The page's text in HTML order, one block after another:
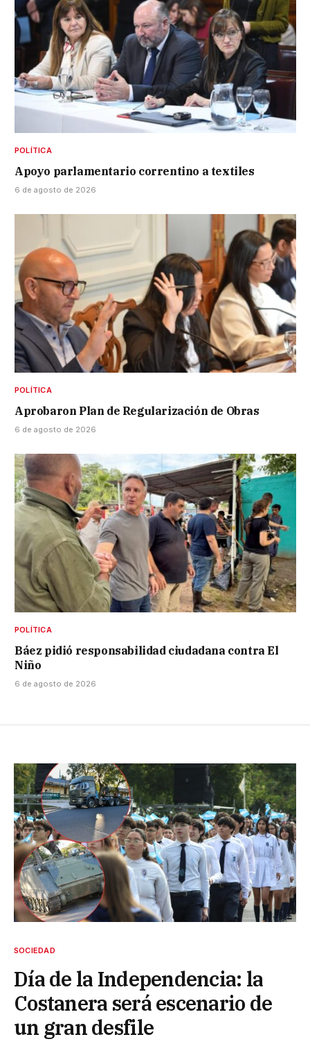
POLÍTICA
Apoyo parlamentario correntino a textiles
6 de agosto de 2026
POLÍTICA
Aprobaron Plan de Regularización de Obras
6 de agosto de 2026
POLÍTICA
Báez pidió responsabilidad ciudadana contra El
Niño
6 de agosto de 2026
SOCIEDAD
Día de la Independencia: la
Costanera será escenario de
un gran desfile